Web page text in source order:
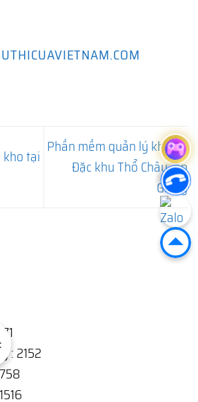
tại Phần mềm quản lý kho tại
Đặc khu Thổ Châu, An
Giang
: 2152